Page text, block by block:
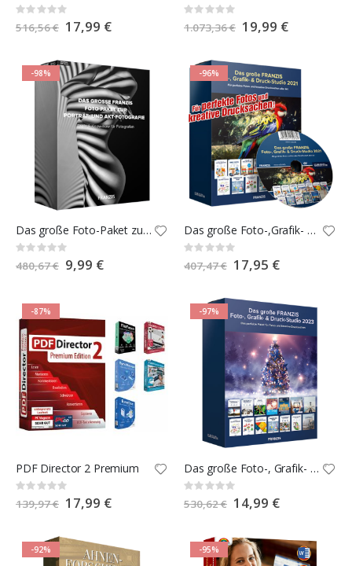
Rating:
0%
516,56 € Special
Price
17,99 €
Rating:
0%
1.073,36 € Special
Price
19,99 €
-98%
Das große Foto-Paket zur Porträt- und Akt-Fotografie
Rating:
0%
480,67 € Special
Price
9,99 €
-96%
Das große Foto-,Grafik- und Druckstudio 2021
Rating:
0%
407,47 € Special
Price
17,95 €
-87%
PDF Director 2 Premium
Rating:
0%
139,97 € Special
Price
17,99 €
-97%
Das große Foto-, Grafik- und Druckstudio 2023
Rating:
0%
530,62 € Special
Price
14,99 €
-92% -95%